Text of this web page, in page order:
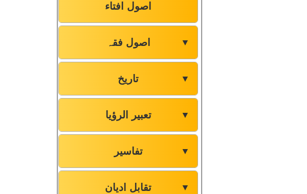
اصول افتاء
اصول فقہ ▼
تاریخ ▼
تعبیر الرؤیا ▼
تفاسیر ▼
تقابل ادیان ▼